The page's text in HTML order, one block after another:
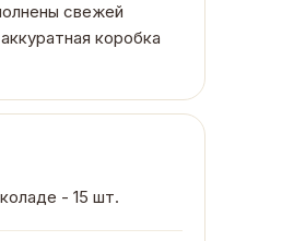
свежей
коробка
- 15 шт.